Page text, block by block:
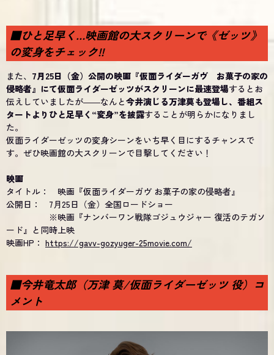
■ひと足早く…映画館の大スクリーンで《ゼッツ》
の変身をチェック!!
また、 7月25日（金）公開の映画『仮面ライダーガヴ お菓子の家の
侵略者』にて仮面ライダーゼッツがスクリーンに最速登場するとお
伝えしていましたが――なんと今井演じる万津莫も登場し、番組ス
タートよりひと足早く“変身”を披露することが明らかになりまし
た。
仮面ライダーゼッツの変身シーンをいち早く目にするチャンスで
す。ぜひ映画館の大スクリーンで目撃してください！
映画
タイトル： 映画『仮面ライダーガヴ お菓子の家の侵略者』
公開日： 7月25日（金）全国ロードショー
※映画『ナンバーワン戦隊ゴジュウジャー 復活のテガソ
ード』と同時上映
映画HP： https://gavv-gozyuger-25movie.com/
■今井竜太郎（万津 莫/仮面ライダーゼッツ 役）コ
メント